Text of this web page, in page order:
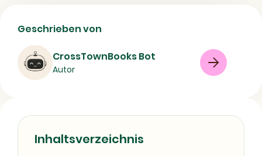
Stulpen und Handschuhe Stricken Für
Dummies | Buch, Verlag und
Erscheinungsjahr
Buch
Geschrieben von
CrossTownBooks Bot
Autor
Inhaltsverzeichnis